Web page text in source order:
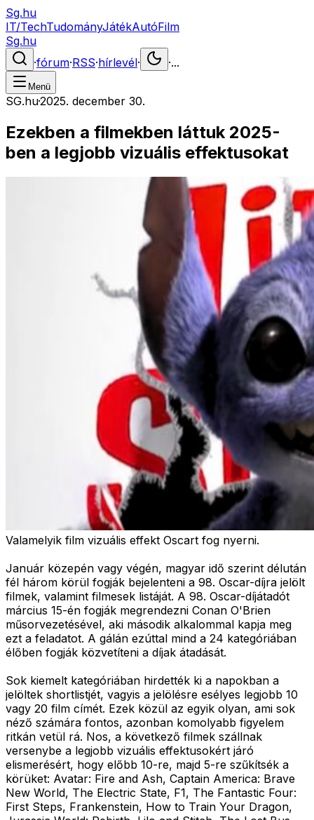
Sg.hu
IT/TechTudományJátékAutóFilm
Sg.hu
·fórum·RSS·hírlevél· ·...
Menü
SG.hu·2025. december 30.
Ezekben a filmekben láttuk 2025-
ben a legjobb vizuális effektusokat
Valamelyik film vizuális effekt Oscart fog nyerni.
Január közepén vagy végén, magyar idő szerint délután
fél három körül fogják bejelenteni a 98. Oscar-díjra jelölt
filmek, valamint filmesek listáját. A 98. Oscar-díjátadót
március 15-én fogják megrendezni Conan O'Brien
műsorvezetésével, aki második alkalommal kapja meg
ezt a feladatot. A gálán ezúttal mind a 24 kategóriában
élőben fogják közvetíteni a díjak átadását.
Sok kiemelt kategóriában hirdették ki a napokban a
jelöltek shortlistjét, vagyis a jelölésre esélyes legjobb 10
vagy 20 film címét. Ezek közül az egyik olyan, ami sok
néző számára fontos, azonban komolyabb figyelem
ritkán vetül rá. Nos, a következő filmek szállnak
versenybe a legjobb vizuális effektusokért járó
elismerésért, hogy előbb 10-re, majd 5-re szűkítsék a
körüket: Avatar: Fire and Ash, Captain America: Brave
New World, The Electric State, F1, The Fantastic Four:
First Steps, Frankenstein, How to Train Your Dragon,